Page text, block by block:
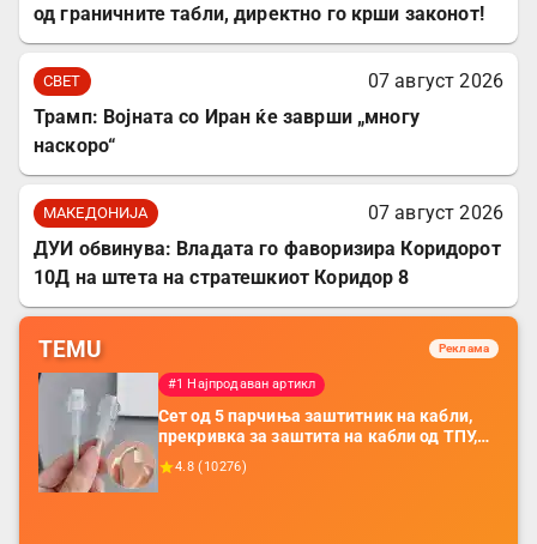
од граничните табли, директно го крши законот!
СВЕТ
07 август 2026
Трамп: Војната со Иран ќе заврши „многу
наскоро“
МАКЕДОНИЈА
07 август 2026
ДУИ обвинува: Владата го фаворизира Коридорот
10Д на штета на стратешкиот Коридор 8
TEMU Реклама
#1 Најпродаван артикл
Сет од 5 парчиња заштитник на кабли,
прекривка за заштита на кабли од ТПУ,
додатоци за заштита на кабли, без
батерија, за мобилни телефони, комплет
4.8 (10276)